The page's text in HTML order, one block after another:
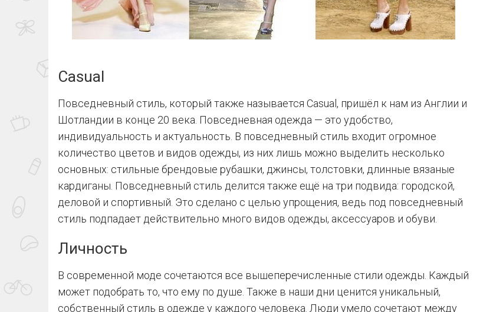
Casual
Повседневный стиль, который также называется Casual, пришёл к нам из Англии и
Шотландии в конце 20 века. Повседневная одежда — это удобство,
индивидуальность и актуальность. В повседневный стиль входит огромное
количество цветов и видов одежды, из них лишь можно выделить несколько
основных: стильные брендовые рубашки, джинсы, толстовки, длинные вязаные
кардиганы. Повседневный стиль делится также ещё на три подвида: городской,
деловой и спортивный. Это сделано с целью упрощения, ведь под повседневный
стиль подпадает действительно много видов одежды, аксессуаров и обуви.
Личность
В современной моде сочетаются все вышеперечисленные стили одежды. Каждый
может подобрать то, что ему по душе. Также в наши дни ценится уникальный,
собственный стиль в одежде у каждого человека. Люди умело сочетают между